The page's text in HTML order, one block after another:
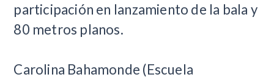
participación en lanzamiento de la bala y
80 metros planos.
Carolina Bahamonde (Escuela